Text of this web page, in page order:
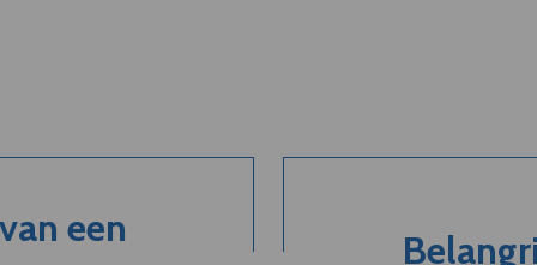
een